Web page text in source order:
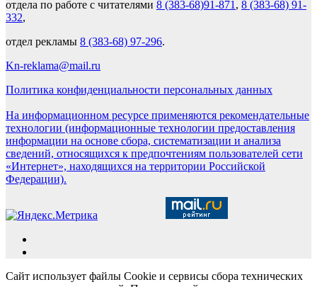
отдела по работе с читателями 8 (383-68)91-871 , 8 (383-68) 91-
332,
отдел рекламы 8 (383-68) 97-296.
Kn-reklama@mail.ru
Политика конфиденциальности персональных данных
На информационном ресурсе применяются рекомендательные
технологии (информационные технологии предоставления
информации на основе сбора, систематизации и анализа
сведений, относящихся к предпочтениям пользователей сети
«Интернет», находящихся на территории Российской
Федерации).
Сайт использует файлы Cookie и сервисы сбора технических